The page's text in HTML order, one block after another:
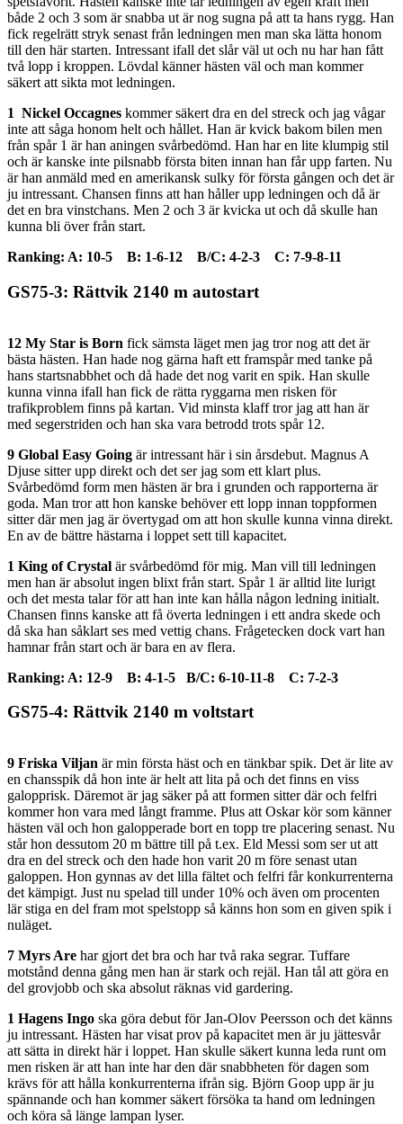
både 2 och 3 som är snabba ut är nog sugna på att ta hans rygg. Han
fick regelrätt stryk senast från ledningen men man ska lätta honom
till den här starten. Intressant ifall det slår väl ut och nu har han fått
två lopp i kroppen. Lövdal känner hästen väl och man kommer
säkert att sikta mot ledningen.
1 Nickel Occagnes kommer säkert dra en del streck och jag vågar
inte att såga honom helt och hållet. Han är kvick bakom bilen men
från spår 1 är han aningen svårbedömd. Han har en lite klumpig stil
och är kanske inte pilsnabb första biten innan han får upp farten. Nu
är han anmäld med en amerikansk sulky för första gången och det är
ju intressant. Chansen finns att han håller upp ledningen och då är
det en bra vinstchans. Men 2 och 3 är kvicka ut och då skulle han
kunna bli över från start.
Ranking: A: 10-5 B: 1-6-12 B/C: 4-2-3 C: 7-9-8-11
GS75-3: Rättvik 2140 m autostart
12 My Star is Born fick sämsta läget men jag tror nog att det är
bästa hästen. Han hade nog gärna haft ett framspår med tanke på
hans startsnabbhet och då hade det nog varit en spik. Han skulle
kunna vinna ifall han fick de rätta ryggarna men risken för
trafikproblem finns på kartan. Vid minsta klaff tror jag att han är
med segerstriden och han ska vara betrodd trots spår 12.
9 Global Easy Going är intressant här i sin årsdebut. Magnus A
Djuse sitter upp direkt och det ser jag som ett klart plus.
Svårbedömd form men hästen är bra i grunden och rapporterna är
goda. Man tror att hon kanske behöver ett lopp innan toppformen
sitter där men jag är övertygad om att hon skulle kunna vinna direkt.
En av de bättre hästarna i loppet sett till kapacitet.
1 King of Crystal är svårbedömd för mig. Man vill till ledningen
men han är absolut ingen blixt från start. Spår 1 är alltid lite lurigt
och det mesta talar för att han inte kan hålla någon ledning initialt.
Chansen finns kanske att få överta ledningen i ett andra skede och
då ska han såklart ses med vettig chans. Frågetecken dock vart han
hamnar från start och är bara en av flera.
Ranking: A: 12-9 B: 4-1-5 B/C: 6-10-11-8 C: 7-2-3
GS75-4: Rättvik 2140 m voltstart
9 Friska Viljan är min första häst och en tänkbar spik. Det är lite av
en chansspik då hon inte är helt att lita på och det finns en viss
galopprisk. Däremot är jag säker på att formen sitter där och felfri
kommer hon vara med långt framme. Plus att Oskar kör som känner
hästen väl och hon galopperade bort en topp tre placering senast. Nu
står hon dessutom 20 m bättre till på t.ex. Eld Messi som ser ut att
dra en del streck och den hade hon varit 20 m före senast utan
galoppen. Hon gynnas av det lilla fältet och felfri får konkurrenterna
det kämpigt. Just nu spelad till under 10% och även om procenten
lär stiga en del fram mot spelstopp så känns hon som en given spik i
nuläget.
7 Myrs Are har gjort det bra och har två raka segrar. Tuffare
motstånd denna gång men han är stark och rejäl. Han tål att göra en
del grovjobb och ska absolut räknas vid gardering.
1 Hagens Ingo ska göra debut för Jan-Olov Peersson och det känns
ju intressant. Hästen har visat prov på kapacitet men är ju jättesvår
att sätta in direkt här i loppet. Han skulle säkert kunna leda runt om
men risken är att han inte har den där snabbheten för dagen som
krävs för att hålla konkurrenterna ifrån sig. Björn Goop upp är ju
spännande och han kommer säkert försöka ta hand om ledningen
och köra så länge lampan lyser.